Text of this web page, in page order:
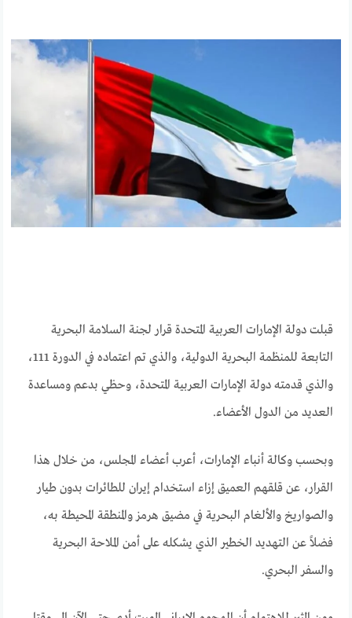
قبلت دولة الإمارات العربية المتحدة قرار لجنة السلامة البحرية
التابعة للمنظمة البحرية الدولية، والذي تم اعتماده في الدورة 111،
والذي قدمته دولة الإمارات العربية المتحدة، وحظي بدعم ومساعدة
العديد من الدول الأعضاء.
وبحسب وكالة أنباء الإمارات، أعرب أعضاء المجلس، من خلال هذا
القرار، عن قلقهم العميق إزاء استخدام إيران للطائرات بدون طيار
والصواريخ والألغام البحرية في مضيق هرمز والمنطقة المحيطة به،
فضلاً عن التهديد الخطير الذي يشكله على أمن الملاحة البحرية
والسفر البحري.